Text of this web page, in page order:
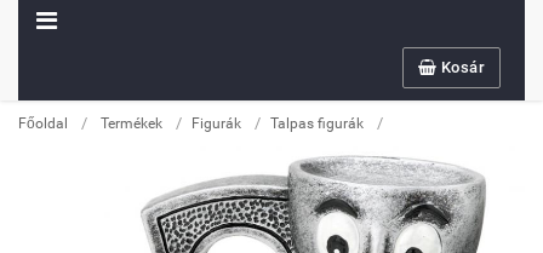
Kosár
Főoldal / Termékek / Figurák / Talpas figurák /
Továbbiakban az info@sportserleg.hu
címre várjuk kedves régi és új ügyfeleink
megrendeléseit.